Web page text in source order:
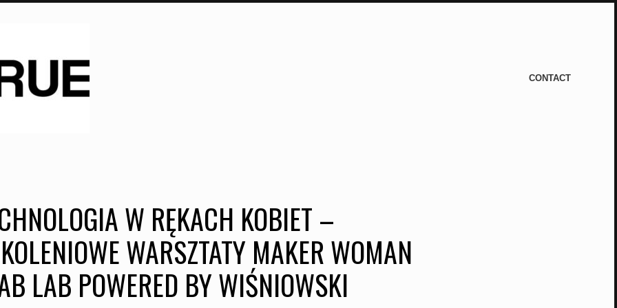
CONTACT
W RĘKACH KOBIET –
WARSZTATY MAKER WOMAN
LAB POWERED BY WIŚNIOWSKI